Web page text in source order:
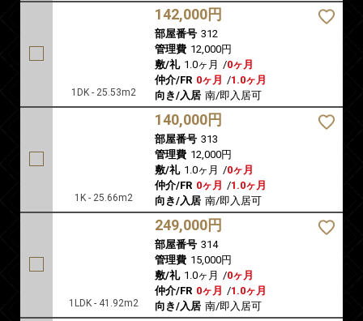
1DK - 25.53m2
142,000円
部屋番号 312
管理費 12,000円
敷/礼 1.0ヶ月 /0ヶ月
仲介/FR 0ヶ月 /1.0ヶ月
向き/入居 南/即入居可
1K - 25.66m2
140,000円
部屋番号 313
管理費 12,000円
敷/礼 1.0ヶ月 /0ヶ月
仲介/FR 0ヶ月 /1.0ヶ月
向き/入居 南/即入居可
1LDK - 41.92m2
249,000円
部屋番号 314
管理費 15,000円
敷/礼 1.0ヶ月 /0ヶ月
仲介/FR 0ヶ月 /1.0ヶ月
向き/入居 南/即入居可